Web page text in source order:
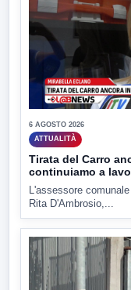
6 AGOSTO 2026
ATTUALITÀ
Tirata del Carro
continuiamo a
L'assessore
Rita D'Ambrosio,...